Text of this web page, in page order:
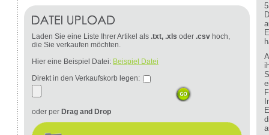
Laden Sie eine Liste Ihrer Artikel als .txt, .xls oder .csv hoch,
die Sie verkaufen möchten.
Hier eine Beispiel Datei: Beispiel Datei
Direkt in den Verkaufskorb legen:
oder per Drag and Drop